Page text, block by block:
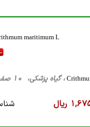
maritimum L
، گیاه پزشکی، 10 صفحه فارسی تایپ شده ، 1 مگا بایت WORD
ریال